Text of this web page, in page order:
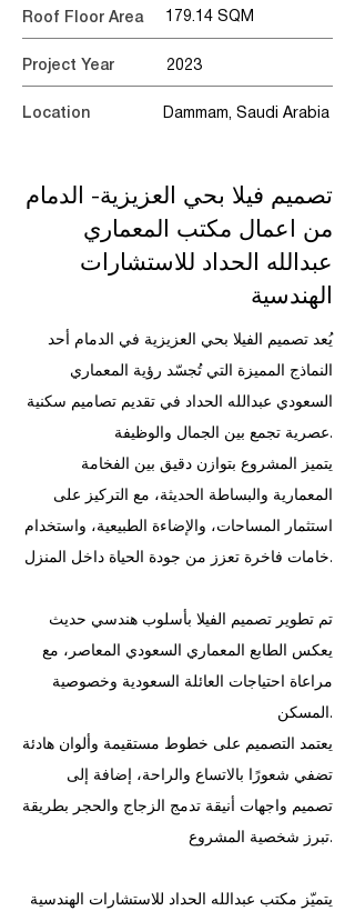
Roof Floor Area 179.14 SQM
Project Year 2023
Location Dammam, Saudi Arabia
تصميم فيلا بحي العزيزية- الدمام
من اعمال مكتب المعماري
عبدالله الحداد للاستشارات
الهندسية
يُعد تصميم الفيلا بحي العزيزية في الدمام أحد
النماذج المميزة التي تُجسّد رؤية المعماري
السعودي عبدالله الحداد في تقديم تصاميم سكنية
عصرية تجمع بين الجمال والوظيفة.
يتميز المشروع بتوازن دقيق بين الفخامة
المعمارية والبساطة الحديثة، مع التركيز على
استثمار المساحات، والإضاءة الطبيعية، واستخدام
خامات فاخرة تعزز من جودة الحياة داخل المنزل.
تم تطوير تصميم الفيلا بأسلوب هندسي حديث
يعكس الطابع المعماري السعودي المعاصر، مع
مراعاة احتياجات العائلة السعودية وخصوصية
المسكن.
يعتمد التصميم على خطوط مستقيمة وألوان هادئة
تضفي شعورًا بالاتساع والراحة، إضافة إلى
تصميم واجهات أنيقة تدمج الزجاج والحجر بطريقة
تبرز شخصية المشروع.
يتميّز مكتب عبدالله الحداد للاستشارات الهندسية